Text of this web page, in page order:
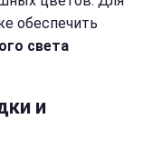
обеспечить
света
и